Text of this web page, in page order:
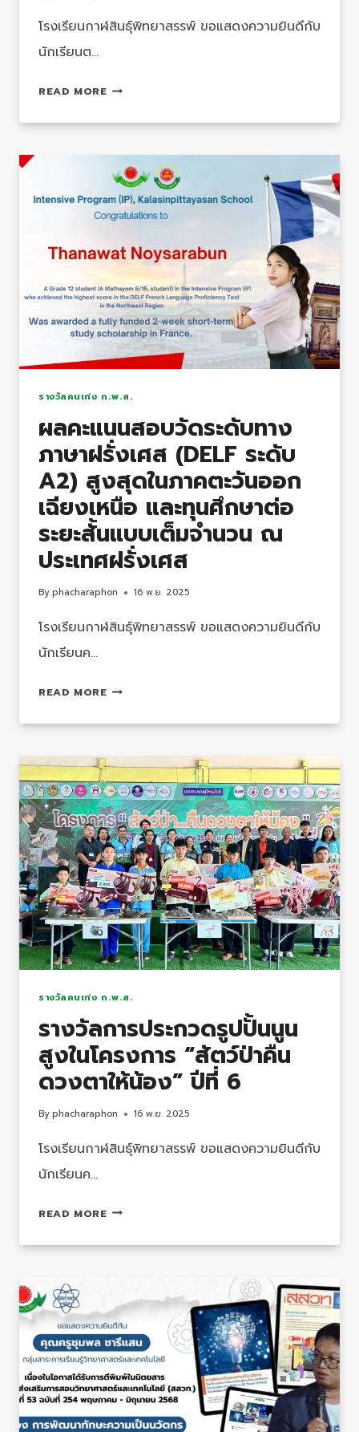
โรงเรียนกาฬสินธุ์พิทยาสรรพ์ ขอแสดงความยินดีกับ
นักเรียนต…
READ MOREรางวัล
ชนะ
อันดับ
กิจกรรม
แข่งขัน
ปัญหา
ธรรมะ
เนื่อง
กิจกรรม
ประจำ
ปี
รางวัลคนเก่ง ก.พ.ส.
ผลคะแนนสอบวัดระดับทาง
ภาษาฝรั่งเศส (DELF ระดับ
A2) สูงสุดในภาคตะวันออก
เฉียงเหนือ และทุนศึกษาต่อ
ระยะสั้นแบบเต็มจำนวน ณ
ประเทศฝรั่งเศส
Byphacharaphon 16 พ.ย. 2025
โรงเรียนกาฬสินธุ์พิทยาสรรพ์ ขอแสดงความยินดีกับ
นักเรียนค…
READ MOREผล
สอบ
ระดับ
ทาง
ภาษา
ฝรั่งเศส
(DELF
ระดับ
A2)
สูงสุด
ใน
ภาค
ตะวัน
เหนือ
และ
ทุน
ศึกษา
ต่อ
สั้น
จำนวน
ประเทศ
รางวัลคนเก่ง ก.พ.ส.
รางวัลการประกวดรูปปั้นนูน
สูงในโครงการ “สัตว์ป่าคืน
ดวงตาให้น้อง” ปีที่ 6
Byphacharaphon 16 พ.ย. 2025
โรงเรียนกาฬสินธุ์พิทยาสรรพ์ ขอแสดงความยินดีกับ
นักเรียนค…
READ MOREรางวัล
ประกวด
นูน
สูง
ใน
โครงการ
“สัตว์